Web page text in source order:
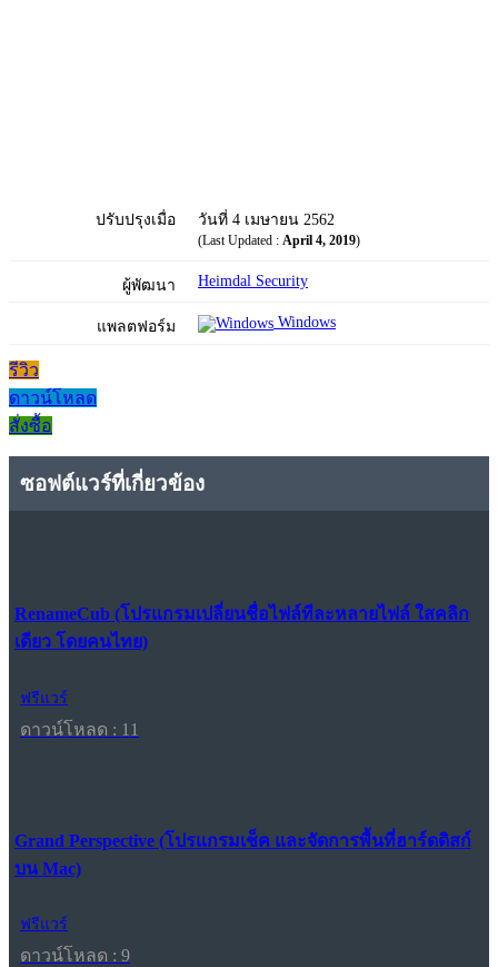
ปรับปรุงเมื่อ วันที่ 4 เมษายน 2562
(Last Updated : April 4, 2019)
ผู้พัฒนา Heimdal Security
แพลตฟอร์ม Windows
รีวิว
ดาวน์โหลด
สั่งซื้อ
ซอฟต์แวร์ที่เกี่ยวข้อง
RenameCub (โปรแกรมเปลี่ยนชื่อไฟล์ทีละหลายไฟล์ ใสคลิก
เดียว โดยคนไทย)
ฟรีแวร์
ดาวน์โหลด : 11
Grand Perspective (โปรแกรมเช็ค และจัดการพื้นที่ฮาร์ดดิสก์
บน Mac)
ฟรีแวร์
ดาวน์โหลด : 9